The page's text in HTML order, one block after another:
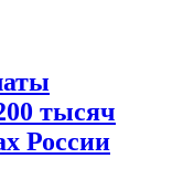
тысяч
России